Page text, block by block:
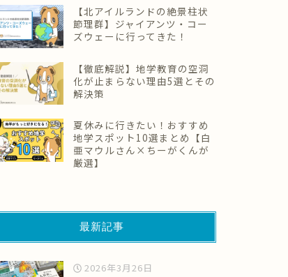
【北アイルランドの絶景柱状
節理群】ジャイアンツ・コー
ズウェーに行ってきた！
【徹底解説】地学教育の空洞
化が止まらない理由5選とその
解決策
夏休みに行きたい！おすすめ
地学スポット10選まとめ【白
亜マウルさん×ちーがくんが
厳選】
最新記事
2026年3月26日